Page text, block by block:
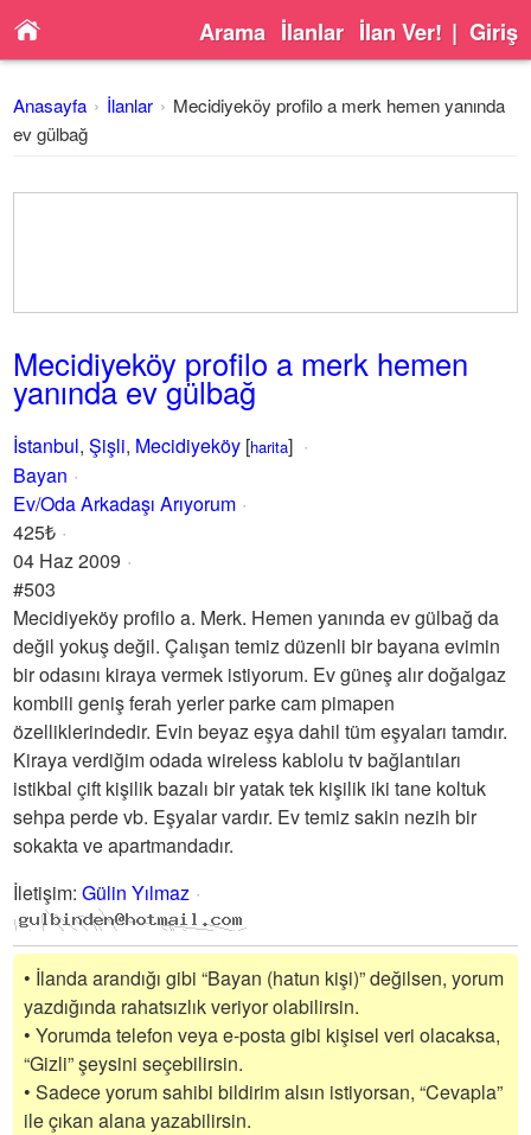
Arama İlanlar İlan Ver! | Giriş
Anasayfa İlanlar
Mecidiyeköy profilo a merk hemen yanında
ev gülbağ
Mecidiyeköy profilo a merk hemen
yanında ev gülbağ
İstanbul,Şişli, Mecidiyeköy [harita]
Bayan
Ev/Oda Arkadaşı Arıyorum
425₺
04 Haz 2009
#503
Mecidiyeköy profilo a. Merk. Hemen yanında ev gülbağ da
değil yokuş değil. Çalışan temiz düzenli bir bayana evimin
bir odasını kiraya vermek istiyorum. Ev güneş alır doğalgaz
kombili geniş ferah yerler parke cam pimapen
özelliklerindedir. Evin beyaz eşya dahil tüm eşyaları tamdır.
Kiraya verdiğim odada wireless kablolu tv bağlantıları
istikbal çift kişilik bazalı bir yatak tek kişilik iki tane koltuk
sehpa perde vb. Eşyalar vardır. Ev temiz sakin nezih bir
sokakta ve apartmandadır.
İletişim:Gülin Yılmaz
• İlanda arandığı gibi “Bayan (hatun kişi)” değilsen, yorum
yazdığında rahatsızlık veriyor olabilirsin.
• Yorumda telefon veya e-posta gibi kişisel veri olacaksa,
“Gizli” şeysini seçebilirsin.
• Sadece yorum sahibi bildirim alsın istiyorsan, “Cevapla”
ile çıkan alana yazabilirsin.